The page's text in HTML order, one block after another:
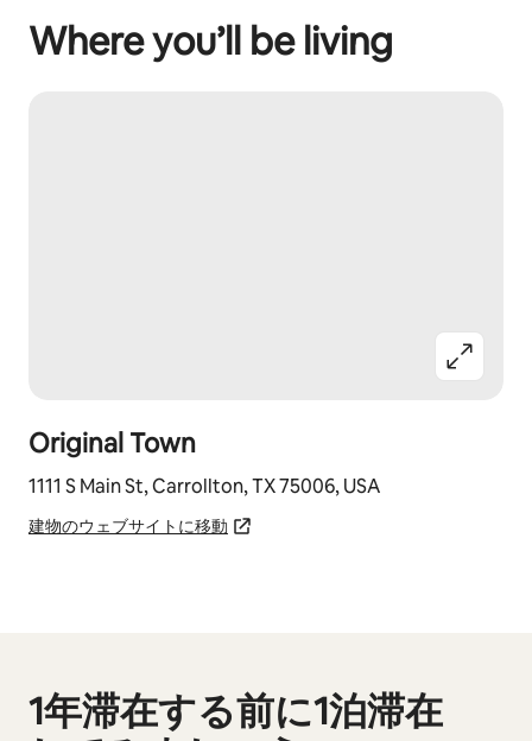
Where you’ll be living
Original Town
1111 S Main St, Carrollton, TX 75006, USA
建物のウェブサイトに移動
1年滞在する前に1泊滞在
0件中0件表示